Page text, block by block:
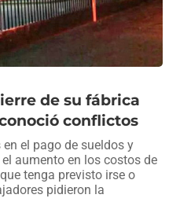
de su fábrica
conflictos
el pago de sueldos y
aumento en los costos de
tenga previsto irse o
pidieron la